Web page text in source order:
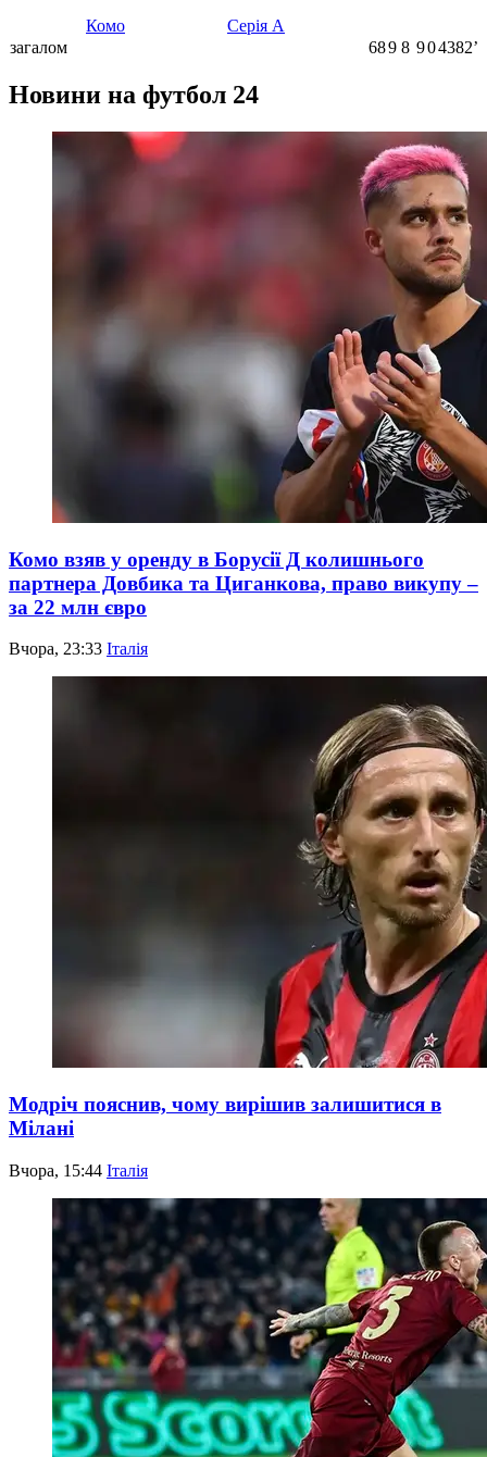
Комо Серія А
загалом 689 8 904382ʼ
Новини на футбол 24
Комо взяв у оренду в Борусії Д колишнього
партнера Довбика та Циганкова, право викупу –
за 22 млн євро
Вчора, 23:33 Італія
Модріч пояснив, чому вирішив залишитися в
Мілані
Вчора, 15:44 Італія